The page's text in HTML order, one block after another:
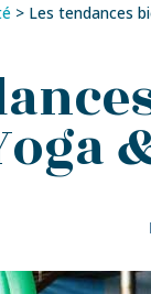
> Les tendances